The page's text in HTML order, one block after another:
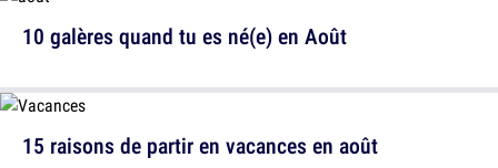
10 galères quand tu es né(e) en Août
15 raisons de partir en vacances en août